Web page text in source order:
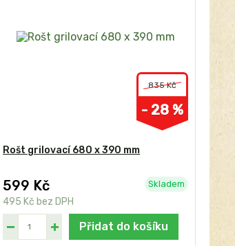
835 Kč
- 28 %
Rošt grilovací 680 x 390 mm
599 Kč
495 Kč bez DPH
Skladem
Přidat do košíku